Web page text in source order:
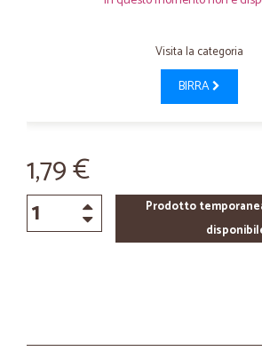
Visita la categoria
BIRRA
1,79 €
Prodotto